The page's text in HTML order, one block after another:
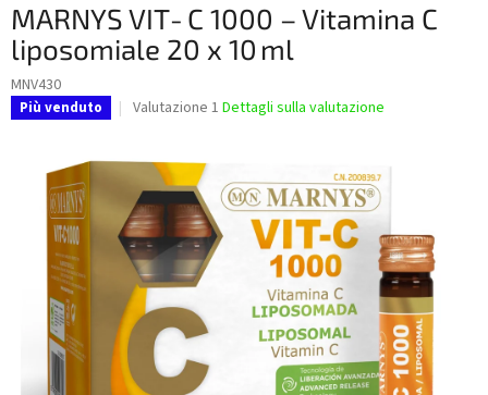
MARNYS VIT‑C 1000 – Vitamina C
liposomiale 20 x 10 ml
MNV430
Più venduto
La
del
prodotto
è
5,0
su
5
stelle.
Valutazione 1 Dettagli sulla valutazione